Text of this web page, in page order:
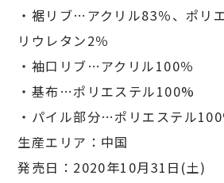
・裾リブ…アクリル83％、ポリ
リウレタン2％
・袖口リブ…アクリル100％
・基布…ポリエステル100%
・パイル部分…ポリエステル
生産エリア：中国
発売日：2020年10月31日(土)